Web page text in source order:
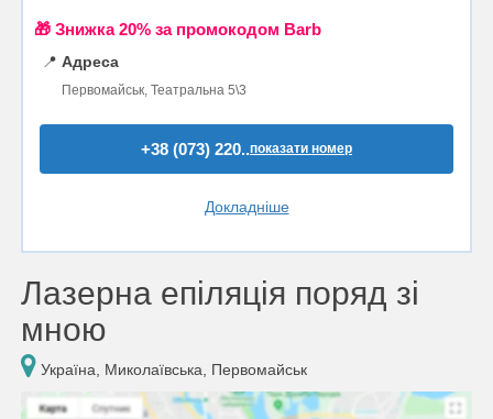
🎁 Знижка 20% за промокодом Barb
📍 Адреса
Первомайськ, Театральна 5\3
+38 (073) 220..показати номер
Докладніше
Лазерна епіляція поряд зі
мною
Україна, Миколаївська, Первомайськ